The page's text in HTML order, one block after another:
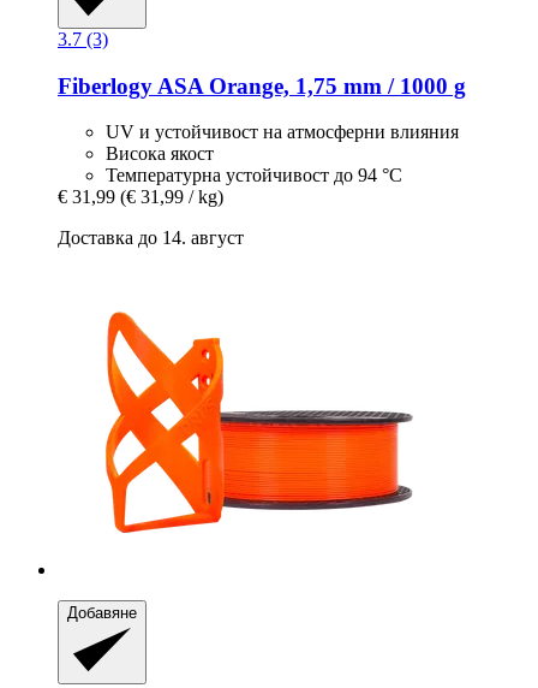
3.7 (3)
Fiberlogy ASA Orange, 1,75 mm / 1000 g
UV и устойчивост на атмосферни влияния
Висока якост
Температурна устойчивост до 94 °C
€ 31,99 (€ 31,99 / kg)
Доставка до 14. август
Добавяне